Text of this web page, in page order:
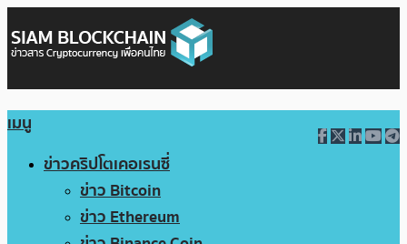
เมนู
ข่าวคริปโตเคอเรนซี่
ข่าว Bitcoin
ข่าว Ethereum